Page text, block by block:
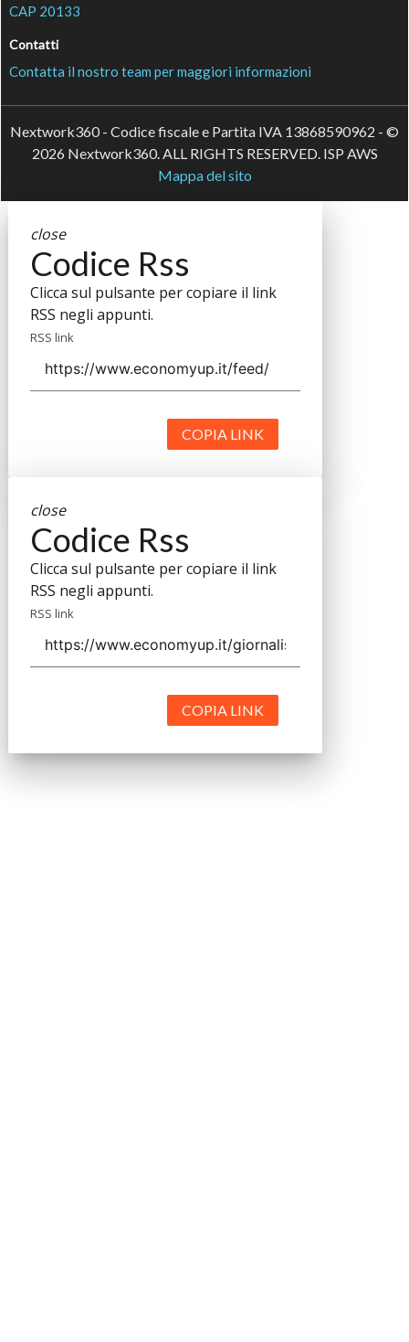
CAP 20133
Contatti
Contatta il nostro team per maggiori informazioni
Nextwork360 - Codice fiscale e Partita IVA 13868590962 - ©
2026 Nextwork360. ALL RIGHTS RESERVED. ISP AWS
Mappa del sito
close
Codice Rss
Clicca sul pulsante per copiare il link
RSS negli appunti.
RSS link
COPIA LINK
close
Codice Rss
Clicca sul pulsante per copiare il link
RSS negli appunti.
RSS link
COPIA LINK